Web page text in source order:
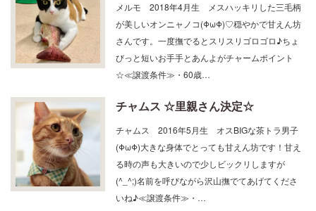
メルモ 2018年4月生 メスハッキリした三毛柄
が美しいオンニャノコ(ΦωΦ)♡穏やかで甘えん坊
さんです。一度撫でるとスリスリゴロゴロ♪ちょ
びっと短いお手手とあんよがチャームポイント
☆≪譲渡条件≫・60歳…
チャムス ☆里親さん決定☆
チャムス 2016年5月生 オスBIGな茶トラ男子
(ΦωΦ)大きな身体でとっても甘えん坊です！甘え
る時の声も大きいので少しビックリしますが
(^_^;)名前を呼びながら沢山撫でてあげてくださ
いね♪≪譲渡条件≫・…